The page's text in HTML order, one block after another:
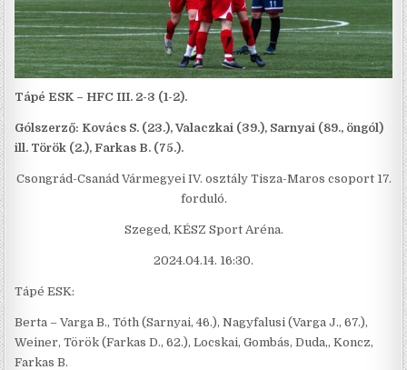
Tápé ESK – HFC III. 2-3 (1-2).
Gólszerző: Kovács S. (23.), Valaczkai (39.), Sarnyai (89., öngól)
ill. Török (2.), Farkas B. (75.).
Csongrád-Csanád Vármegyei IV. osztály Tisza-Maros csoport 17.
forduló.
Szeged, KÉSZ Sport Aréna.
2024.04.14. 16:30.
Tápé ESK:
Berta – Varga B., Tóth (Sarnyai, 46.), Nagyfalusi (Varga J., 67.),
Weiner, Török (Farkas D., 62.), Locskai, Gombás, Duda,, Koncz,
Farkas B.